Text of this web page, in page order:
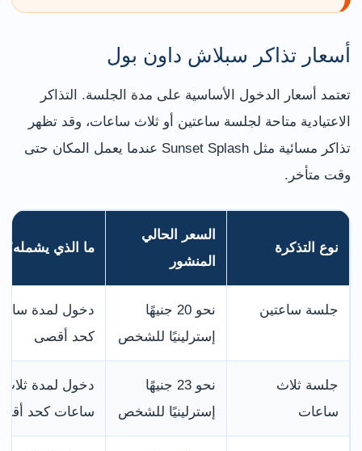
أسعار تذاكر سبلاش داون بول
تعتمد أسعار الدخول الأساسية على مدة الجلسة. التذاكر
الاعتيادية متاحة لجلسة ساعتين أو ثلاث ساعات، وقد تظهر
تذاكر مسائية مثل Sunset Splash عندما يعمل المكان حتى
وقت متأخر.
نوع التذكرة
السعر الحالي
المنشور
ما الذي يشمله؟
جلسة ساعتين
نحو 20 جنيهًا
إسترلينيًا للشخص
دخول لمدة
كحد أقصى
جلسة ثلاث
ساعات
نحو 23 جنيهًا
إسترلينيًا للشخص
دخول لمدة ثلاث
ساعات كحد